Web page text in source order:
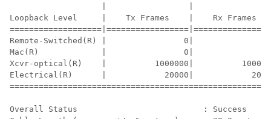
Loopback Level     |    Tx Frames    |    Rx Frames
Remote-Switched(R) |                0|
Mac(R)             |                0|
Xcvr-optical(R)    |          1000000|
Electrical(R)      |            20000|
Overall Status                          : Success